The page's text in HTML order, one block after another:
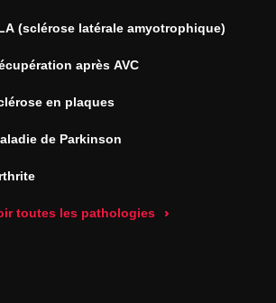
(sclérose latérale amyotrophique)
après AVC
en plaques
de Parkinson
toutes les pathologies